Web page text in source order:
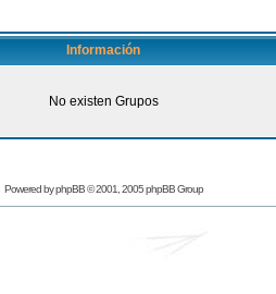
Información
No existen Grupos
Powered byphpBB© 2001, 2005 phpBB Group